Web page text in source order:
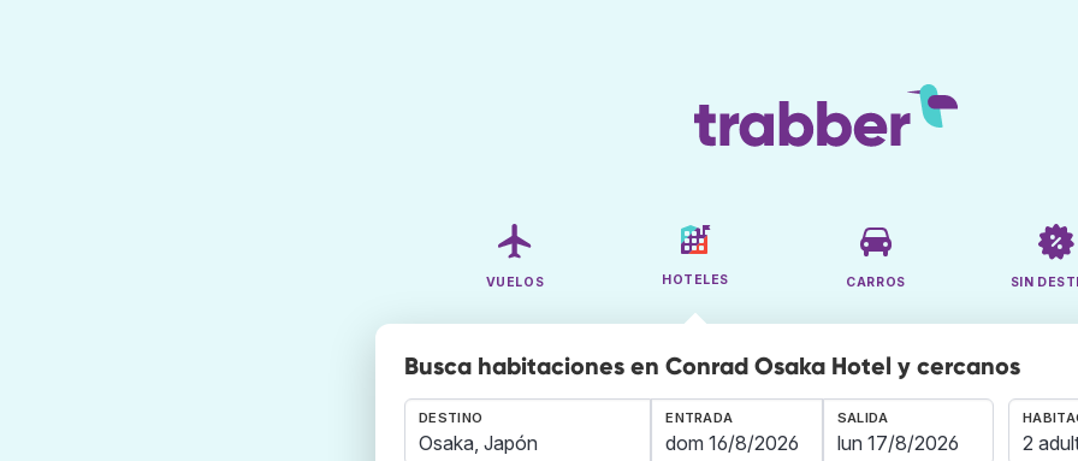
VUELOS HOTELES CARROS SIN
Busca habitaciones en Conrad Osaka Hotel y cercanos
DESTINO ENTRADA SALIDA
2